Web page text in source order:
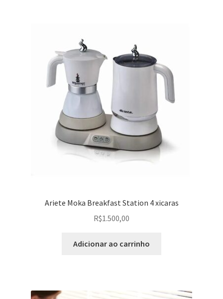
Ariete Moka Breakfast Station 4 xicaras
R$1.500,00
Adicionar ao carrinho